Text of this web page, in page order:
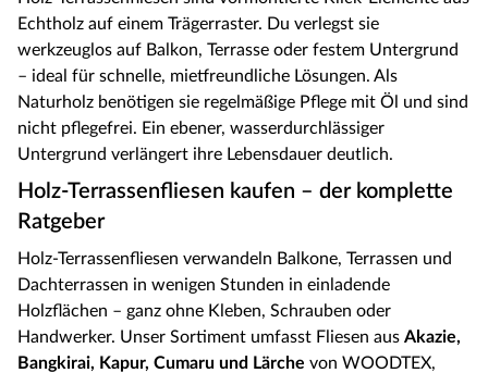
Echtholz auf einem Trägerraster. Du verlegst sie
werkzeuglos auf Balkon, Terrasse oder festem Untergrund
– ideal für schnelle, mietfreundliche Lösungen. Als
Naturholz benötigen sie regelmäßige Pflege mit Öl und sind
nicht pflegefrei. Ein ebener, wasserdurchlässiger
Untergrund verlängert ihre Lebensdauer deutlich.
Holz-Terrassenfliesen kaufen – der komplette
Ratgeber
Holz-Terrassenfliesen verwandeln Balkone, Terrassen und
Dachterrassen in wenigen Stunden in einladende
Holzflächen – ganz ohne Kleben, Schrauben oder
Handwerker. Unser Sortiment umfasst Fliesen aus Akazie,
Bangkirai, Kapur, Cumaru und Lärche von WOODTEX,